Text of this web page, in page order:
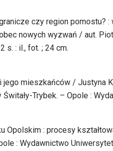
czy region pomostu?
nowych wyzwań / aut.
s. : il., fot. ; 24 cm.
mieszkańców / Justyna
Trybek. – Opole :
Opolskim : procesy
: Wydawnictwo